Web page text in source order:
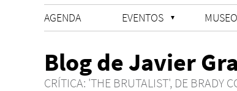
AGENDA EVENTOS
Blog de Javier
CRÍTICA: 'THE BRUTALIST', DE BRADY